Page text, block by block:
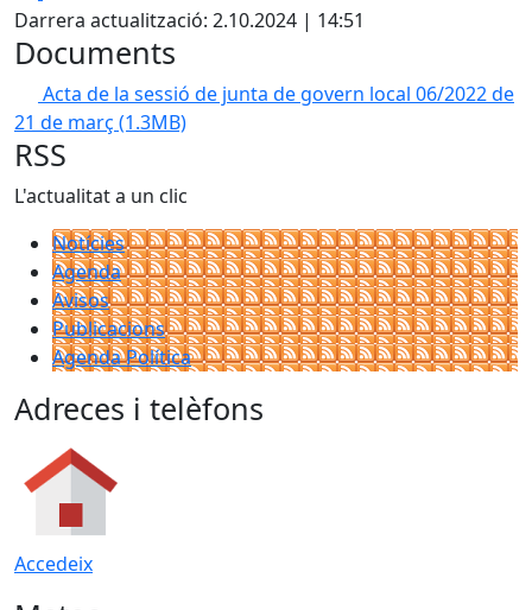
Darrera actualització: 2.10.2024 | 14:51
Documents
Acta de la sessió de junta de govern local 06/2022 de
21 de març (1.3MB)
RSS
L'actualitat a un clic
Notícies
Agenda
Avisos
Publicacions
Agenda Política
Adreces i telèfons
Accedeix